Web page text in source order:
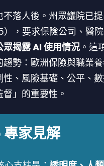
落人後。州眾議院已
），要求保險公司、醫
眾揭露 AI 使用情況 。這
勢：歐洲保險與職業
、風險基礎、公平、
」的重要性。
家見解